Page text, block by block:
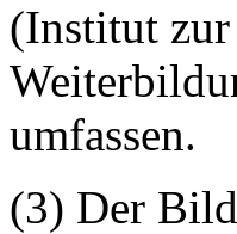
(Institut
umfassen.
(3) Der